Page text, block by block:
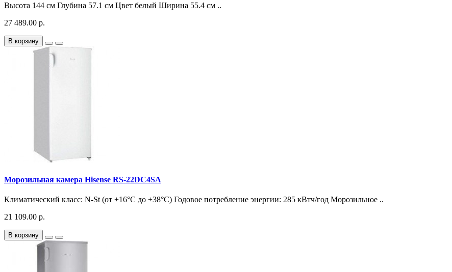
Высота 144 см Глубина 57.1 см Цвет белый Ширина 55.4 см ..
27 489.00 р.
В корзину
Морозильная камера Hisense RS-22DC4SA
Климатический класс: N-St (от +16°С до +38°С) Годовое потребление энергии: 285 кВтч/год Морозильное ..
21 109.00 р.
В корзину